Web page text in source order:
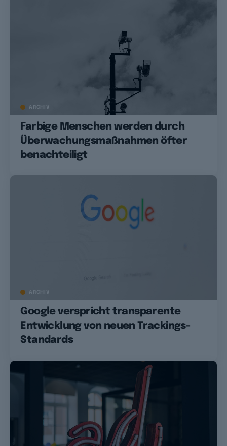
ARCHIV
Farbige Menschen werden durch
Überwachungsmaßnahmen öfter
benachteiligt
ARCHIV
Google verspricht transparente
Entwicklung von neuen Trackings-
Standards